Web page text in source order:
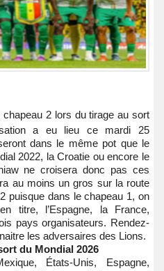
2 lors du tirage au sort
a eu lieu ce mardi 25
dans le même pot que le
2022, la Croatie ou encore le
ne croisera donc pas ces
au moins un gros sur la route
puisque dans le chapeau 1, on
titre, l’Espagne, la France,
pays organisateurs. Rendez-
les adversaires des Lions.
du Mondial 2026
États-Unis, Espagne,